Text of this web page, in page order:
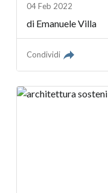
04 Feb 2022
di Emanuele Villa
Condividi